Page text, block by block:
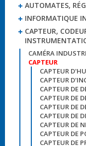
AUTOMATES,
INFORMATIQUE
CAPTEUR,
CAMÉRA
CAPTEUR
CAPTEUR
CAPTEUR
CAPTEUR DE
CAPTEUR DE
CAPTEUR DE
CAPTEUR DE
CAPTEUR DE
CAPTEUR DE
CAPTEUR DE